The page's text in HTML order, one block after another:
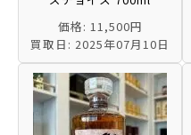
価格: 11,500円
買取日: 2025年07月10日